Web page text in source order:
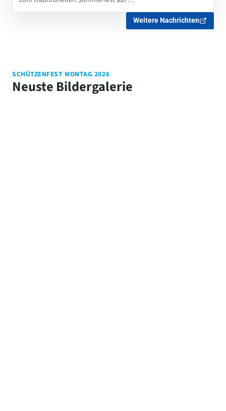
Weitere Nachrichten
SCHÜTZENFEST MONTAG 2026
Neuste Bildergalerie